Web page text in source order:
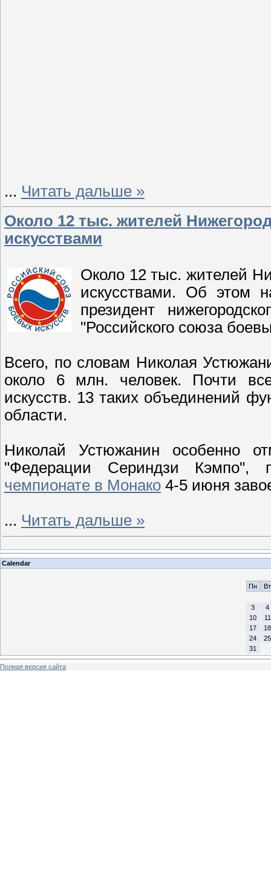
... Читать дальше »
Около 12 тыс. жителей
искусствами
Около 12 тыс. жителей
искусствами. Об этом
президент
"Российского союза
Всего, по словам Николая
около 6 млн. человек. Почти
искусств. 13 таких объединений
области.
Николай Устюжанин особенно
"Федерации Сериндзи Кэмпо",
чемпионате в Монако 4-5 июня
... Читать дальше »
Calendar
Пн
Вт
3
4
10
11
17
18
24
25
31
Полная версия сайта